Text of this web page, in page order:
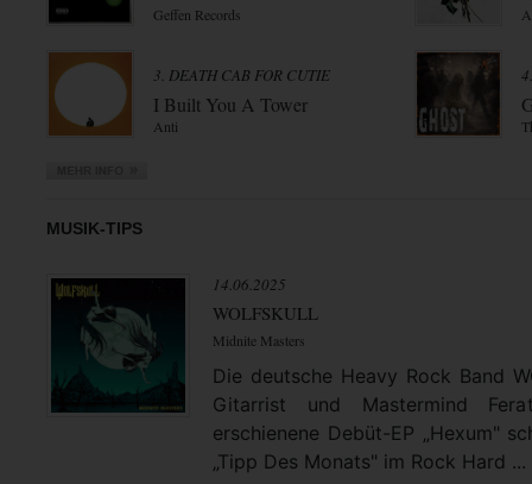
Geffen Records
3. DEATH CAB FOR CUTIE
I Built You A Tower
Anti
MUSIK-TIPS
14.06.2025
WOLFSKULL
Midnite Masters
Die deutsche Heavy Rock Band
Gitarrist und Mastermind
erschienene Debüt-EP „Hexum"
„Tipp Des Monats" im Rock Hard ...